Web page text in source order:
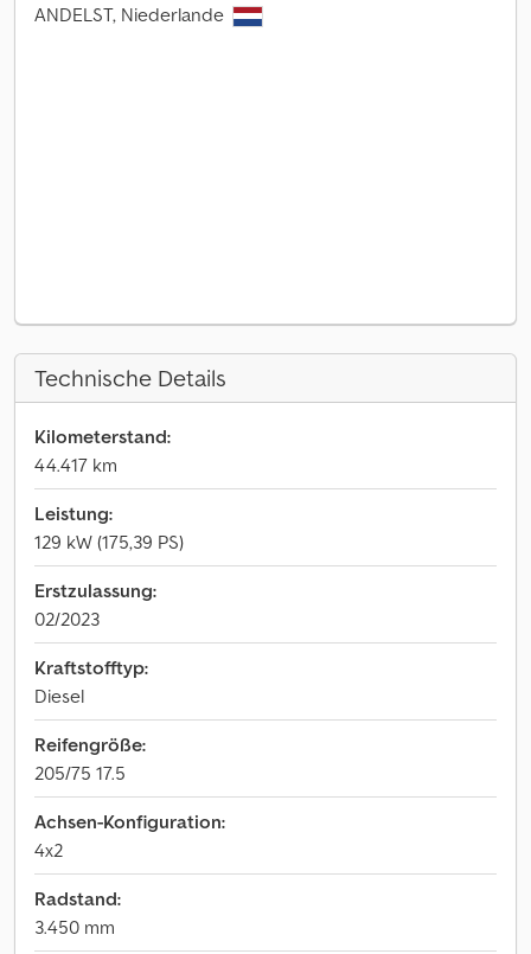
ANDELST, Niederlande
Technische Details
Kilometerstand:
44.417 km
Leistung:
129 kW (175,39 PS)
Erstzulassung:
02/2023
Kraftstofftyp:
Diesel
Reifengröße:
205/75 17.5
Achsen-Konfiguration:
4x2
Radstand:
3.450 mm